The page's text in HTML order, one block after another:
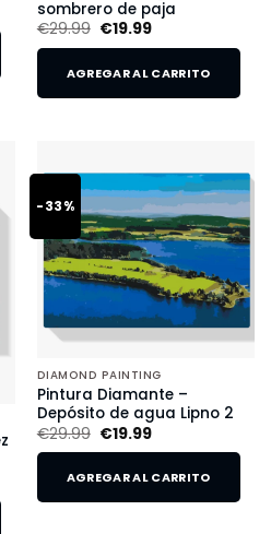
sombrero de paja
€29.99 €19.99
AGREGAR AL CARRITO
-33%
DIAMOND PAINTING
Pintura Diamante –
Depósito de agua Lipno 2
€29.99 €19.99
AGREGAR AL CARRITO